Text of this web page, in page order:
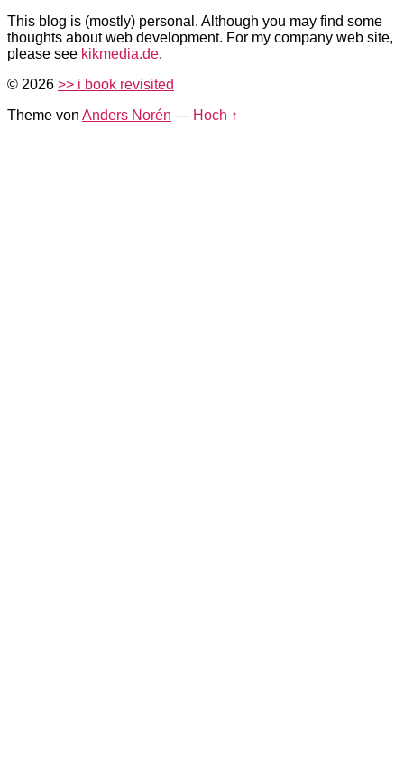
This blog is (mostly) personal. Although you may find some
thoughts about web development. For my company web site,
please see kikmedia.de.
© 2026 >> i book revisited
Theme von Anders Norén — Hoch ↑